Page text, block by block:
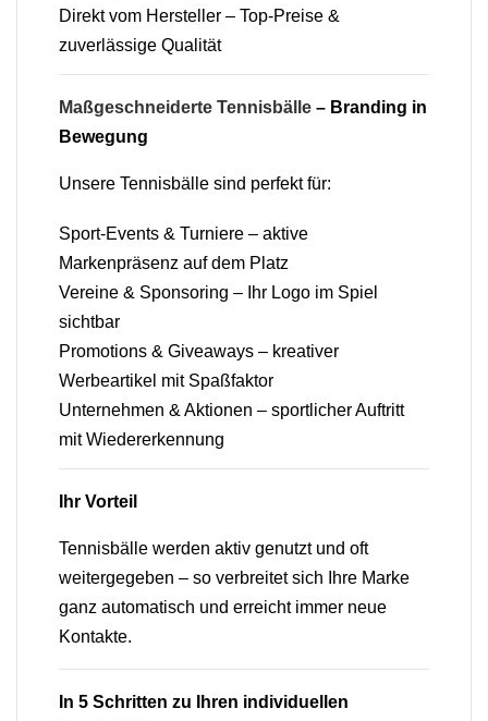
Direkt vom Hersteller – Top-Preise &
zuverlässige Qualität
Maßgeschneiderte Tennisbälle – Branding in
Bewegung
Unsere Tennisbälle sind perfekt für:
Sport-Events & Turniere – aktive
Markenpräsenz auf dem Platz
Vereine & Sponsoring – Ihr Logo im Spiel
sichtbar
Promotions & Giveaways – kreativer
Werbeartikel mit Spaßfaktor
Unternehmen & Aktionen – sportlicher Auftritt
mit Wiedererkennung
Ihr Vorteil
Tennisbälle werden aktiv genutzt und oft
weitergegeben – so verbreitet sich Ihre Marke
ganz automatisch und erreicht immer neue
Kontakte.
In 5 Schritten zu Ihren individuellen